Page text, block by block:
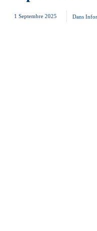
1 Septembre 2025 Dans